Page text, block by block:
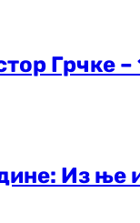
Грчке –
Из ње